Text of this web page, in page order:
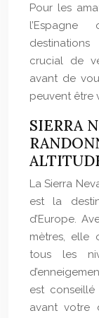
Pour les
crucial de
avant de
peuvent être
SIERRA
La Sierra
est la
d’Europe.
mètres, elle
tous les
est
avant votre